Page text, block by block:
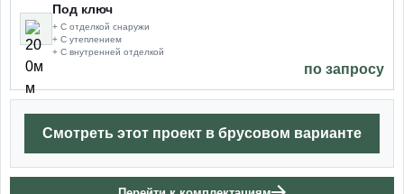
Под ключ
+ С отделкой снаружи
+ С утеплением
+ С внутренней отделкой
по запросу
Смотреть этот проект в брусовом варианте